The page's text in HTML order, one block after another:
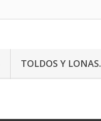
TOLDOS Y LONAS.